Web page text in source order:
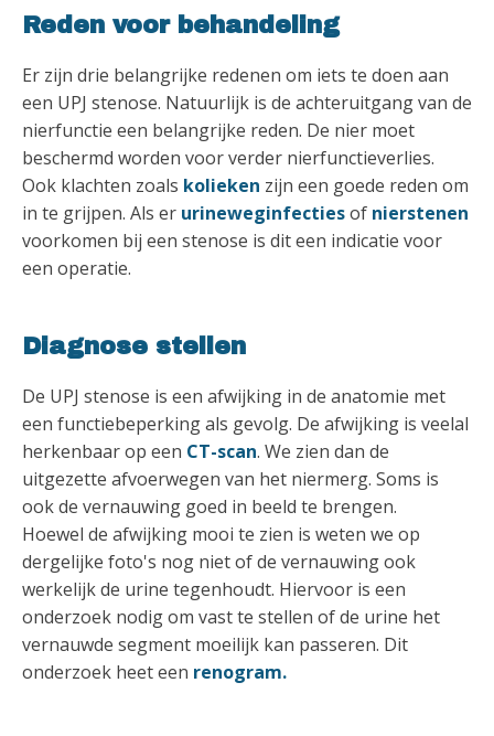
Reden voor behandeling
Er zijn drie belangrijke redenen om iets te doen aan
een UPJ stenose. Natuurlijk is de achteruitgang van de
nierfunctie een belangrijke reden. De nier moet
beschermd worden voor verder nierfunctieverlies.
Ook klachten zoals kolieken zijn een goede reden om
in te grijpen. Als er urineweginfectiesof nierstenen
voorkomen bij een stenose is dit een indicatie voor
een operatie.
Diagnose stellen
De UPJ stenose is een afwijking in de anatomie met
een functiebeperking als gevolg. De afwijking is veelal
herkenbaar op een CT-scan. We zien dan de
uitgezette afvoerwegen van het niermerg. Soms is
ook de vernauwing goed in beeld te brengen.
Hoewel de afwijking mooi te zien is weten we op
dergelijke foto's nog niet of de vernauwing ook
werkelijk de urine tegenhoudt. Hiervoor is een
onderzoek nodig om vast te stellen of de urine het
vernauwde segment moeilijk kan passeren. Dit
onderzoek heet een renogram.